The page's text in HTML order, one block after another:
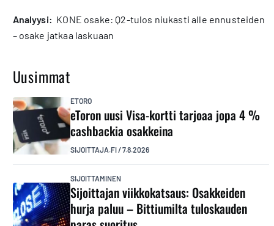
analyysi: KONE osake: Q2-tulos niukasti alle ennusteiden
– osake jatkaa laskuaan
Uusimmat
ETORO
eToron uusi Visa-kortti tarjoaa jopa 4 %
cashbackia osakkeina
SIJOITTAJA.FI/7.8.2026
SIJOITTAMINEN
Sijoittajan viikkokatsaus: Osakkeiden
hurja paluu – Bittiumilta tuloskauden